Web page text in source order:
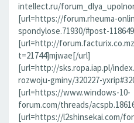
intellect.ru/
[url=https://forum.rheuma-
spondylose.71930/#post-
[url=http://
t=21744]mjwae[/url]
[url=http://sks.ropa.iap.pl/
rozwoju-gminy/320227-
[url=https://www.windows-10-
forum.com/threads/
[url=https://l2shinsekai.com/